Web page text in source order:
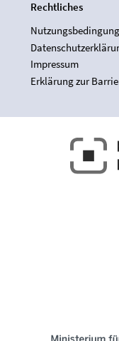
Rechtliches
Impressum
Erklärung zur